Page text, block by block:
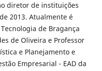
diretor de instituições
2013. Atualmente é
de Bragança
de Oliveira e Professor
e Planejamento e
Empresarial - EAD da